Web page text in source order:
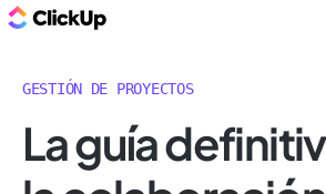
GESTIÓN DE PROYECTOS
La guía